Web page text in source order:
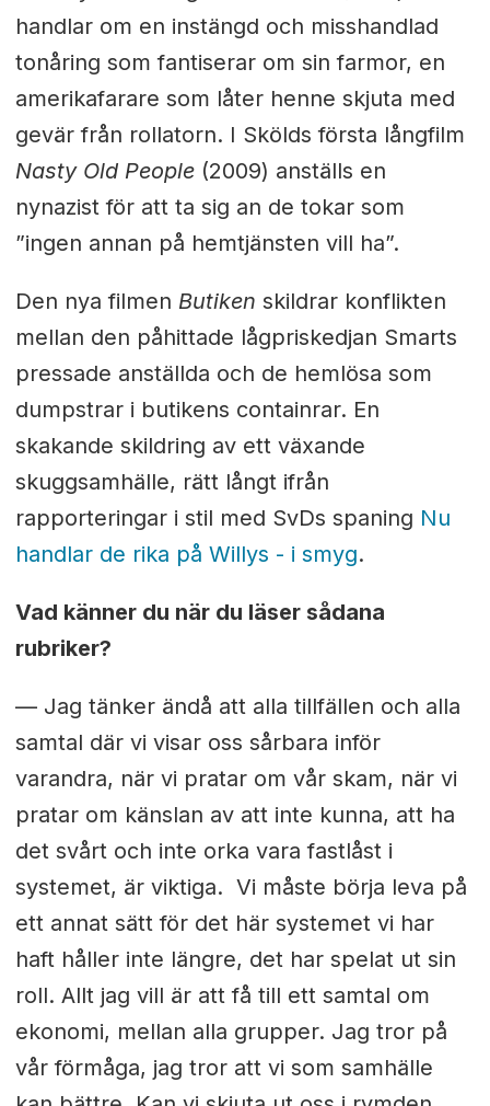
handlar om en instängd och misshandlad
tonåring som fantiserar om sin farmor, en
amerikafarare som låter henne skjuta med
gevär från rollatorn. I Skölds första långfilm
Nasty Old People(2009) anställs en
nynazist för att ta sig an de tokar som
”ingen annan på hemtjänsten vill ha”.
Den nya filmen Butiken skildrar konflikten
mellan den påhittade lågpriskedjan Smarts
pressade anställda och de hemlösa som
dumpstrar i butikens containrar. En
skakande skildring av ett växande
skuggsamhälle, rätt långt ifrån
rapporteringar i stil med SvDs spaning Nu
handlar de rika på Willys - i smyg.
Vad känner du när du läser sådana
rubriker?
— Jag tänker ändå att alla tillfällen och alla
samtal där vi visar oss sårbara inför
varandra, när vi pratar om vår skam, när vi
pratar om känslan av att inte kunna, att ha
det svårt och inte orka vara fastlåst i
systemet, är viktiga. Vi måste börja leva på
ett annat sätt för det här systemet vi har
haft håller inte längre, det har spelat ut sin
roll. Allt jag vill är att få till ett samtal om
ekonomi, mellan alla grupper. Jag tror på
vår förmåga, jag tror att vi som samhälle